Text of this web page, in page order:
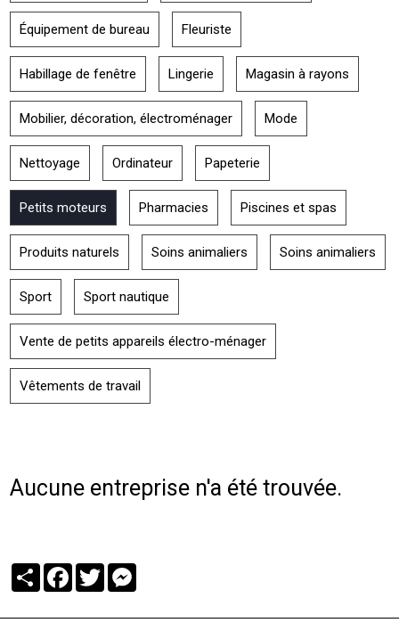
Équipement de bureau Fleuriste
Habillage de fenêtre Lingerie Magasin à rayons
Mobilier, décoration, électroménager Mode
Nettoyage Ordinateur Papeterie
Petits moteurs Pharmacies Piscines et spas
Produits naturels Soins animaliers Soins animaliers
Sport Sport nautique
Vente de petits appareils électro-ménager
Vêtements de travail
Aucune entreprise n'a été trouvée.
PartagerFacebook
Twitter